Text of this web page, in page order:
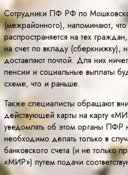
Сотрудники ПФ РФ по
(межрайонного), напоминают,
распространяется на тех
на счет по вкладу (сберкнижку),
доставляют почтой. Для них
пенсии и социальные выплаты
схеме, что и раньше.
Также специалисты обращают
действующей карты на карту
уведомлять об этом органы ПФР
необходимо делать только в
банковского счета (и не только
«МИР») путем подачи